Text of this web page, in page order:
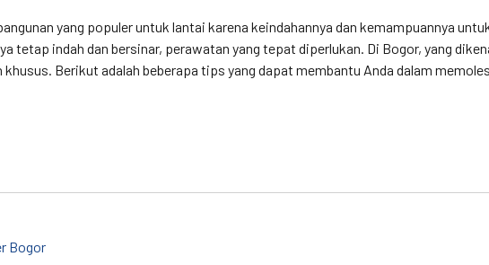
yang populer untuk lantai karena keindahannya dan kemampuannya
tetap indah dan bersinar, perawatan yang tepat diperlukan. Di Bogor, yang
Berikut adalah beberapa tips yang dapat membantu Anda dalam memoles